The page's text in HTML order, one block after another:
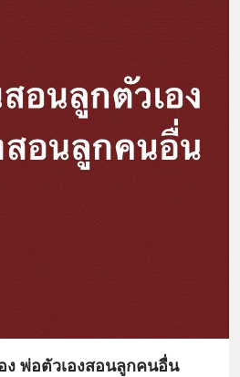
พ่อตัวเองสอนลูกคนอื่น